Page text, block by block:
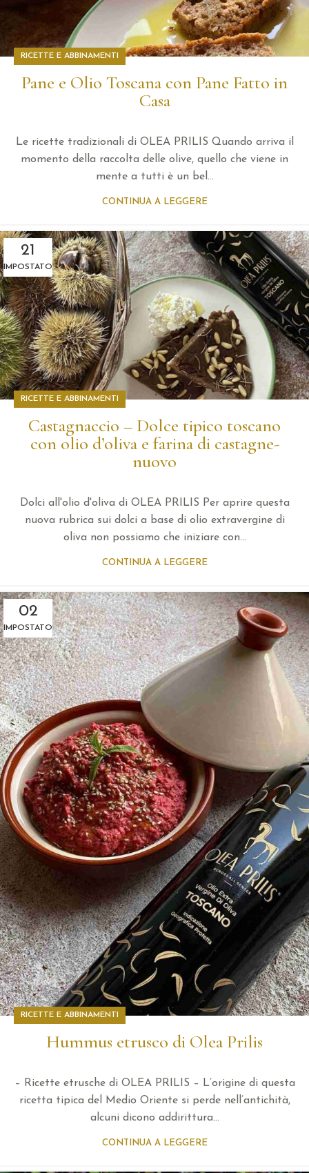
RICETTE E ABBINAMENTI
Pane e Olio Toscana con Pane Fatto in
Casa
Le ricette tradizionali di OLEA PRILIS Quando arriva il
momento della raccolta delle olive, quello che viene in
mente a tutti è un bel...
CONTINUA A LEGGERE
21
IMPOSTATO
RICETTE E ABBINAMENTI
Castagnaccio – Dolce tipico toscano
con olio d’oliva e farina di castagne-
nuovo
Dolci all'olio d'oliva di OLEA PRILIS Per aprire questa
nuova rubrica sui dolci a base di olio extravergine di
oliva non possiamo che iniziare con...
CONTINUA A LEGGERE
02
IMPOSTATO
RICETTE E ABBINAMENTI
Hummus etrusco di Olea Prilis
– Ricette etrusche di OLEA PRILIS – L’origine di questa
ricetta tipica del Medio Oriente si perde nell’antichità,
alcuni dicono addirittura...
CONTINUA A LEGGERE